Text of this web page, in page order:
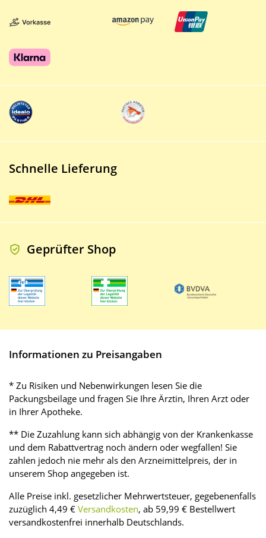
Schnelle Lieferung
Geprüfter Shop
Informationen zu Preisangaben
* Zu Risiken und Nebenwirkungen lesen Sie die
Packungsbeilage und fragen Sie Ihre Ärztin, Ihren Arzt oder
in Ihrer Apotheke.
** Die Zuzahlung kann sich abhängig von der Krankenkasse
und dem Rabattvertrag noch ändern oder wegfallen! Sie
zahlen jedoch nie mehr als den Arzneimittelpreis, der in
unserem Shop angegeben ist.
Alle Preise inkl. gesetzlicher Mehrwertsteuer, gegebenenfalls
zuzüglich 4,49 € Versandkosten, ab 59,99 € Bestellwert
versandkostenfrei innerhalb Deutschlands.